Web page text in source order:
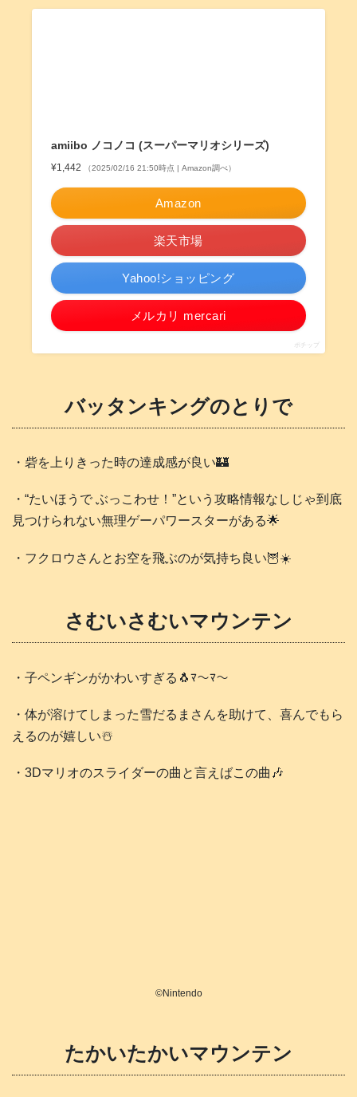
amiibo ノコノコ (スーパーマリオシリーズ)
¥1,442 （2025/02/16 21:50時点 | Amazon調べ）
Amazon
楽天市場
Yahoo!ショッピング
メルカリ mercari
ポチップ
バッタンキングのとりで
・砦を上りきった時の達成感が良い🏰
・“たいほうで ぶっこわせ！”という攻略情報なしじゃ到底
見つけられない無理ゲーパワースターがある🌟
・フクロウさんとお空を飛ぶのが気持ち良い🦉☀️
さむいさむいマウンテン
・子ペンギンがかわいすぎる🐧ﾏ～ﾏ～
・体が溶けてしまった雪だるまさんを助けて、喜んでもら
えるのが嬉しい☃️
・3Dマリオのスライダーの曲と言えばこの曲🎶
©️Nintendo
たかいたかいマウンテン